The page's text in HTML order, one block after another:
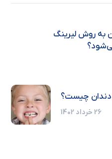
به روش لیرینگ
دندان چیست؟
26 خرداد 1402